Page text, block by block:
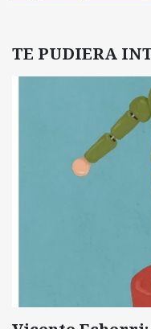
TE PUDIERA